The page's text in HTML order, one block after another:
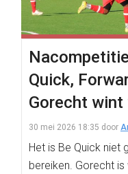
Quick,
Gorecht wint
30 mei 2026 18:35 door
Het is Be Quick niet
bereiken. Gorecht